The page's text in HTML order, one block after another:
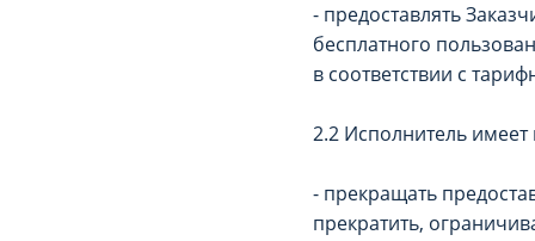
- предоставлять
бесплатного
в соответствии с
2.2 Исполнитель имеет
- прекращать
прекратить,